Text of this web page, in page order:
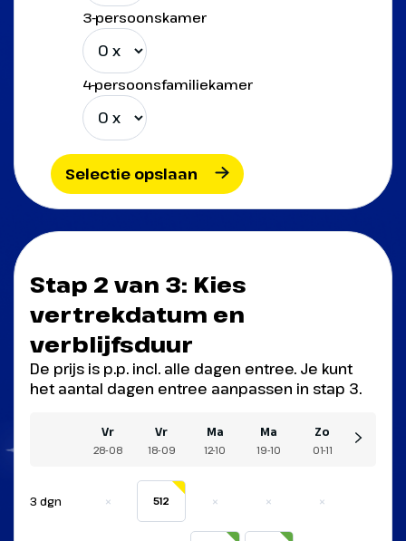
3-persoonskamer
4-persoonsfamiliekamer
Selectie opslaan
Stap 2 van 3: Kies
vertrekdatum en
verblijfsduur
De prijs is p.p. incl. alle dagen entree. Je kunt
het aantal dagen entree aanpassen in stap 3.
Vr
28-08
Vr
18-09
Ma
12-10
Ma
19-10
Zo
01-11
3 dgn × 512 × × ×